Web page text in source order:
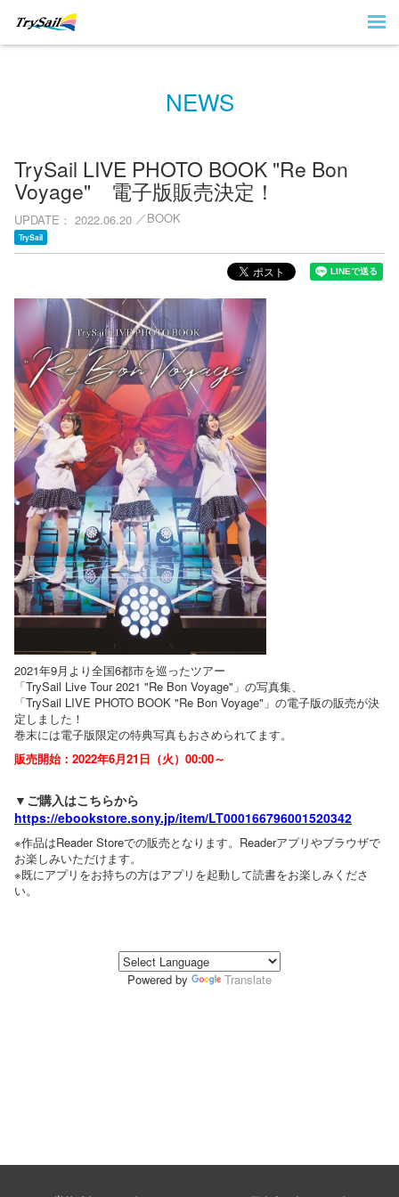
NEWS
TrySail LIVE PHOTO BOOK "Re Bon
Voyage" 電子版販売決定！
UPDATE 2022.06.20 BOOK
TrySail
2021年9月より全国6都市を巡ったツアー
「TrySail Live Tour 2021 "Re Bon Voyage"」の写真集、
「TrySail LIVE PHOTO BOOK "Re Bon Voyage"」の電子版の販売が決
定しました！
巻末には電子版限定の特典写真もおさめられてます。
販売開始：2022年6月21日（火）00:00～
▼ご購入はこちらから
https://ebookstore.sony.jp/item/LT000166796001520342
※作品はReader Storeでの販売となります。Readerアプリやブラウザで
お楽しみいただけます。
※既にアプリをお持ちの方はアプリを起動して読書をお楽しみくださ
い。
Powered by Translate